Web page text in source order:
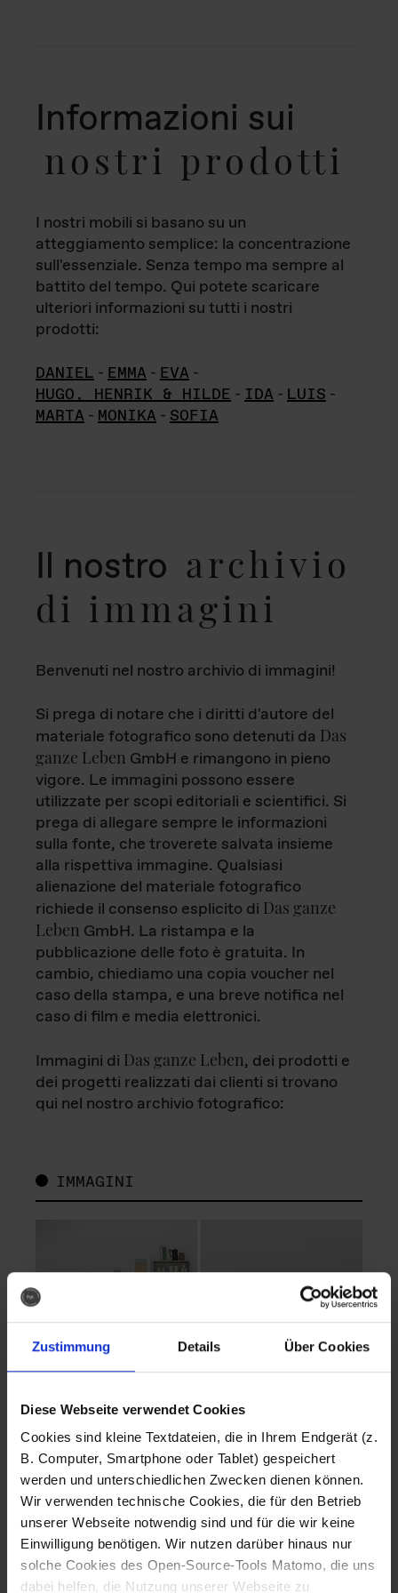
Zustimmung Details Über Cookies
Diese Webseite verwendet Cookies
Cookies sind kleine Textdateien, die in Ihrem Endgerät (z.
B. Computer, Smartphone oder Tablet) gespeichert
werden und unterschiedlichen Zwecken dienen können.
Wir verwenden technische Cookies, die für den Betrieb
unserer Webseite notwendig sind und für die wir keine
Einwilligung benötigen. Wir nutzen darüber hinaus nur
solche Cookies des Open-Source-Tools Matomo, die uns
dabei helfen, die Nutzung unserer Webseite zu
Informazioni sui
nostri prodotti
I nostri mobili si basano su un
atteggiamento semplice: la concentrazione
sull'essenziale. Senza tempo ma sempre al
battito del tempo. Qui potete scaricare
ulteriori informazioni su tutti i nostri
prodotti:
DANIEL - EMMA - EVA -
HUGO, HENRIK & HILDE - IDA - LUIS -
MARTA - MONIKA - SOFIA
Il nostro archivio
di immagini
Benvenuti nel nostro archivio di immagini!
Si prega di notare che i diritti d'autore del
materiale fotografico sono detenuti da Das
ganze Leben GmbH e rimangono in pieno
vigore. Le immagini possono essere
utilizzate per scopi editoriali e scientifici. Si
prega di allegare sempre le informazioni
sulla fonte, che troverete salvata insieme
alla rispettiva immagine. Qualsiasi
alienazione del materiale fotografico
richiede il consenso esplicito di Das ganze
Leben GmbH. La ristampa e la
pubblicazione delle foto è gratuita. In
cambio, chiediamo una copia voucher nel
caso della stampa, e una breve notifica nel
caso di film e media elettronici.
Immagini di Das ganze Leben, dei prodotti e
dei progetti realizzati dai clienti si trovano
qui nel nostro archivio fotografico:
IMMAGINI
Fotografo: Lorenz
Sternbach
Download
Fotografo: Lorenz
Sternbach
Download